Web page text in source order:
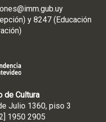
y 8247 (Educación
de Cultura
Julio 1360, piso 3
1950 2905